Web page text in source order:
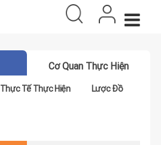
Cơ Quan Thực Hiện
Thực Tế Thực Hiện Lược Đồ